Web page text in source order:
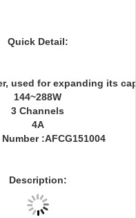
Quick Detail:
used for expanding its
144~288W
3 Channels
4A
:AFCG151004
Description: